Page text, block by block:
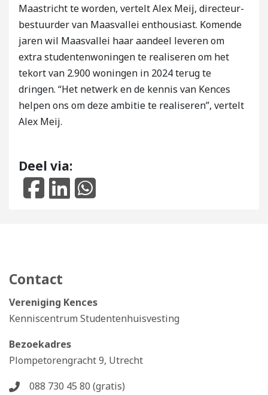
Maastricht te worden, vertelt Alex Meij, directeur-
bestuurder van Maasvallei enthousiast. Komende
jaren wil Maasvallei haar aandeel leveren om
extra studentenwoningen te realiseren om het
tekort van 2.900 woningen in 2024 terug te
dringen. “Het netwerk en de kennis van Kences
helpen ons om deze ambitie te realiseren”, vertelt
Alex Meij.
Deel via:
Contact
Vereniging Kences
Kenniscentrum Studentenhuisvesting
Bezoekadres
Plompetorengracht 9, Utrecht
088 730 45 80 (gratis)